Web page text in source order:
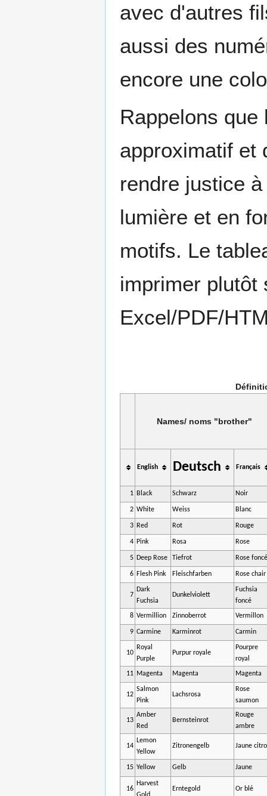
avec d'autres
aussi des
encore une
Rappelons
approximatif et
rendre justice
lumière et en
motifs. Le
imprimer plutôt
Excel/PDF/
Names/ noms "brother"
English Deutsch Français
1 Black Schwarz Noir
2 White Weiss Blanc
3 Red Rot Rouge
4 Pink Rosa Rose
5 Deep Rose Tiefrot Rose
6 Flesh Pink Fleischfarben Rose chair
7
Dark
Fuchsia
Dunkelviolett
Fuchsia
foncé
8 Vermillion Zinnoberrot Vermillon
9 Carmine Karminrot Carmin
10
Royal
Purple
Purpur royale
Pourpre
royal
11 Magenta Magenta Magenta
12
Salmon
Pink
Lachsrosa
Rose
saumon
13
Amber
Red
Bernsteinrot
Rouge
ambre
14
Lemon
Yellow
Zitronengelb Jaune
15 Yellow Gelb Jaune
16
Harvest
Erntegold Or blé